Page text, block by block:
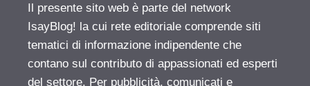
Il presente sito web è parte del network
IsayBlog! la cui rete editoriale comprende siti
tematici di informazione indipendente che
contano sul contributo di appassionati ed esperti
del settore. Per pubblicità, comunicati e